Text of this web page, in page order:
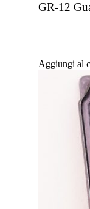
GR-12
Aggiungi al